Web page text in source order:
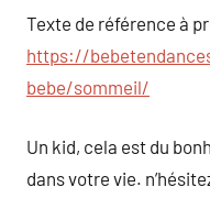
Texte de référence à
https://
bebe/sommeil/
Un kid, cela est du
dans votre vie.